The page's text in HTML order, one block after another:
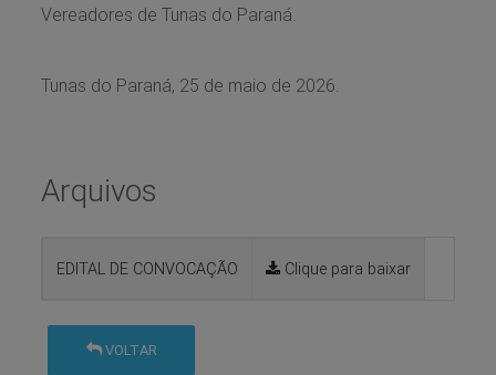
Vereadores de Tunas do Paraná.
Tunas do Paraná, 25 de maio de 2026.
Arquivos
EDITAL DE CONVOCAÇÃO Clique para baixar
VOLTAR